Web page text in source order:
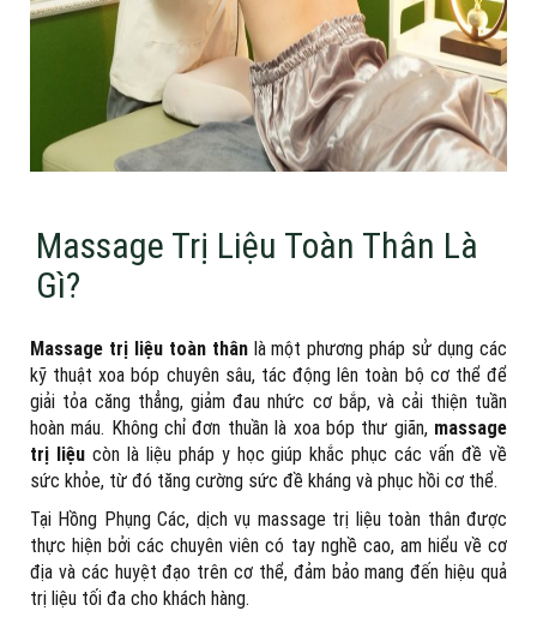
Massage Trị Liệu Toàn Thân Là
Gì?
Massage trị liệu toàn thânlà một phương pháp sử dụng các
kỹ thuật xoa bóp chuyên sâu, tác động lên toàn bộ cơ thể để
giải tỏa căng thẳng, giảm đau nhức cơ bắp, và cải thiện tuần
hoàn máu. Không chỉ đơn thuần là xoa bóp thư giãn, massage
trị liệucòn là liệu pháp y học giúp khắc phục các vấn đề về
sức khỏe, từ đó tăng cường sức đề kháng và phục hồi cơ thể.
Tại Hồng Phụng Các, dịch vụ massage trị liệu toàn thân được
thực hiện bởi các chuyên viên có tay nghề cao, am hiểu về cơ
địa và các huyệt đạo trên cơ thể, đảm bảo mang đến hiệu quả
trị liệu tối đa cho khách hàng.